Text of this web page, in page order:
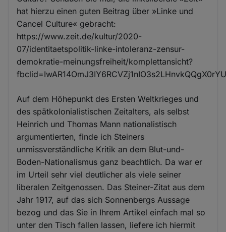
hat hierzu einen guten Beitrag über »Linke und
Cancel Culture« gebracht:
https://www.zeit.de/kultur/2020-
07/identitaetspolitik-linke-intoleranz-zensur-
demokratie-meinungsfreiheit/komplettansicht?
Auf dem Höhepunkt des Ersten Weltkrieges und
des spätkolonialistischen Zeitalters, als selbst
Heinrich und Thomas Mann nationalistisch
argumentierten, finde ich Steiners
unmissverständliche Kritik an dem Blut-und-
Boden-Nationalismus ganz beachtlich. Da war er
im Urteil sehr viel deutlicher als viele seiner
liberalen Zeitgenossen. Das Steiner-Zitat aus dem
Jahr 1917, auf das sich Sonnenbergs Aussage
bezog und das Sie in Ihrem Artikel einfach mal so
unter den Tisch fallen lassen, liefere ich hiermit